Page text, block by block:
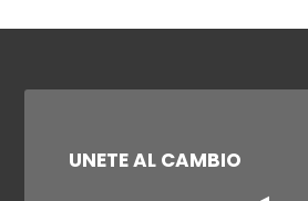
UNETE AL CAMBIO